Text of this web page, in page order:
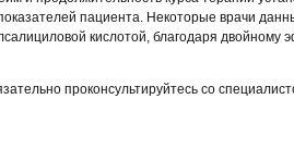
пациента. Некоторые врачи
кислотой, благодаря двойному
проконсультируйтесь со